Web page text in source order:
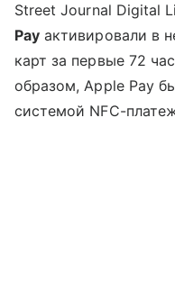
Street Journal Digital
Pay активировали в
карт за первые 72
образом, Apple Pay
системой NFC-